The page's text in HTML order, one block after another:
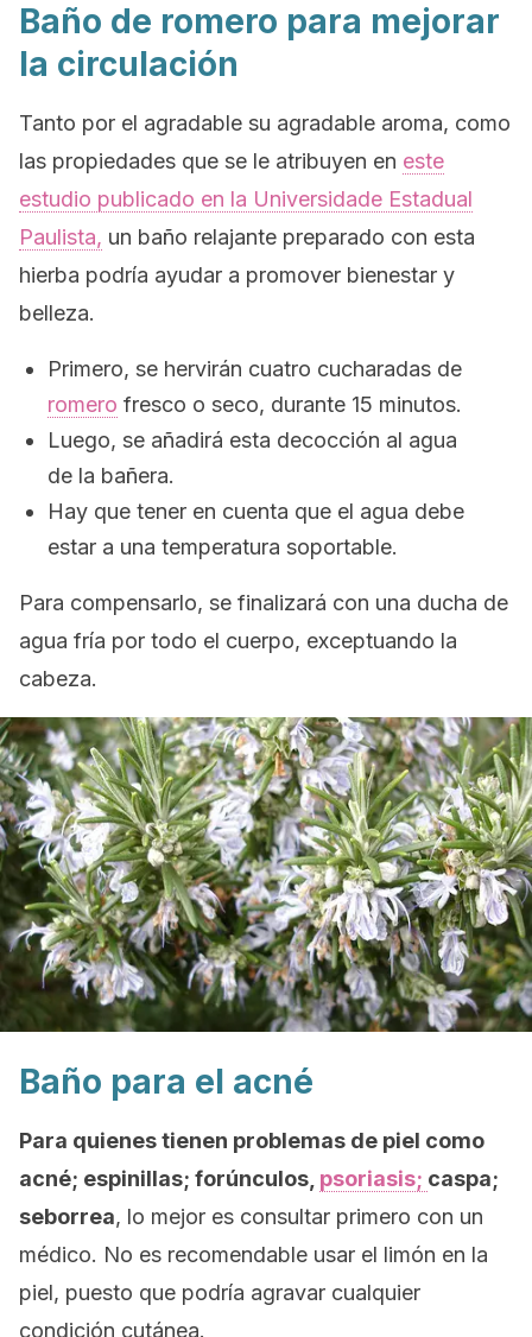
Baño de romero para mejorar
la circulación
Tanto por el agradable su agradable aroma, como
las propiedades que se le atribuyen en este
estudio publicado en la Universidade Estadual
Paulista, un baño relajante preparado con esta
hierba podría ayudar a promover bienestar y
belleza.
Primero, se hervirán cuatro cucharadas de
romero fresco o seco, durante 15 minutos.
Luego, se añadirá esta decocción al agua
de la bañera.
Hay que tener en cuenta que el agua debe
estar a una temperatura soportable.
Para compensarlo, se finalizará con una ducha de
agua fría por todo el cuerpo, exceptuando la
cabeza.
Baño para el acné
Para quienes tienen problemas de piel como
acné; espinillas; forúnculos, psoriasis; caspa;
seborrea, lo mejor es consultar primero con un
médico. No es recomendable usar el limón en la
piel, puesto que podría agravar cualquier
condición cutánea.